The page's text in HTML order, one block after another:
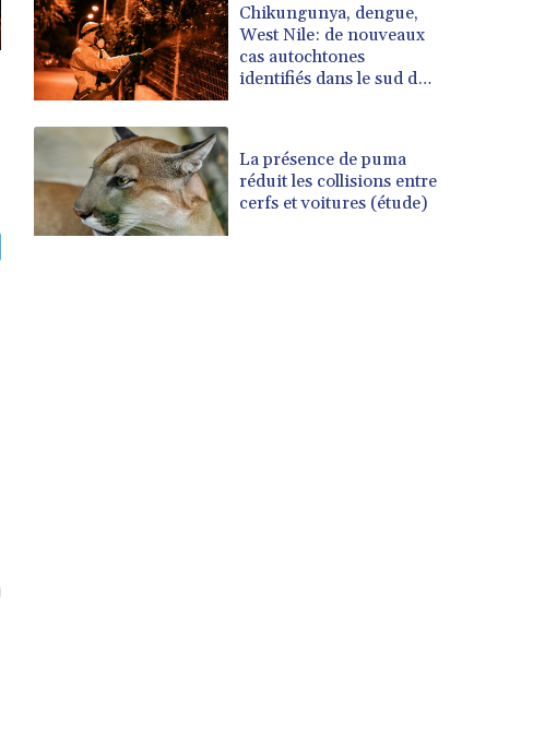
Chikungunya, dengue,
West Nile: de nouveaux
cas autochtones
identifiés dans le sud de
La présence de puma
réduit les collisions entre
cerfs et voitures (étude)